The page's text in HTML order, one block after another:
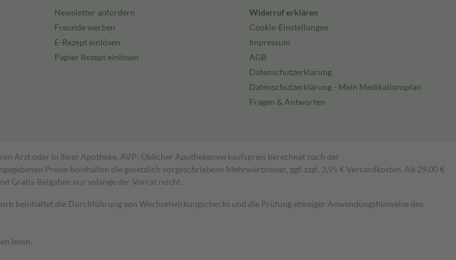
Newsletter anfordern
Freunde werben
E-Rezept einlösen
Papier Rezept einlösen
Widerruf erklären
Cookie-Einstellungen
Impressum
AGB
Datenschutzerklärung
Datenschutzerklärung - Mein Medikationsplan
Fragen & Antworten
Arzt oder in Ihrer Apotheke. AVP: Üblicher Apothekenverkaufspreis berechnet nach der
Preise beinhalten die gesetzlich vorgeschriebene Mehrwertsteuer, ggf. zzgl. 3,95 € Versandkosten. Ab 29,00 €
Gratis-Beigaben nur solange der Vorrat reicht.
beinhaltet die Durchführung von Wechselwirkungschecks und die Prüfung etwaiger Anwendungshinweise des
lesen.